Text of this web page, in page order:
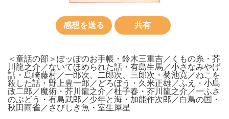
感想を送る 共有
＜童話の部＞ぽッぽのお手帳・鈴木三重吉／くもの糸・芥
川龍之介／ないてほめられた話・有島生馬／小さなみやげ
話・島崎藤村／一郎次、二郎次、三郎次・菊池寛／ねこを
殺した話・野上豊一郎／どろぼう・久米正雄／ふえ・小島
政二郎／魔術・芥川龍之介／杜子春・芥川龍之介／一ふさ
のぶどう・有島武郎／少年と海・加能作次郎／白鳥の国・
秋田雨雀／さびしき魚・室生犀星